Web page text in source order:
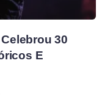
30
E